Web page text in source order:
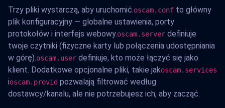
Trzy pliki wystarczą, aby uruchomić.oscam.conf to główny
plik konfiguracyjny — globalne ustawienia, porty
protokołów i interfejs webowy.oscam.server definiuje
twoje czytniki (fizyczne karty lub połączenia udostępniania
w górę).oscam.user definiuje, kto może łączyć się jako
klient. Dodatkowe opcjonalne pliki, takie jakoscam.services
ioscam.provid pozwalają filtrować według
dostawcy/kanalu, ale nie potrzebujesz ich, aby zacząć.